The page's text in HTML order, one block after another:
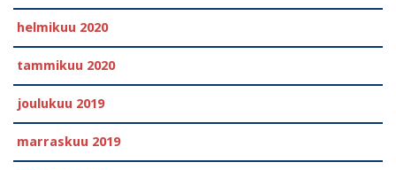
helmikuu 2020
tammikuu 2020
joulukuu 2019
marraskuu 2019